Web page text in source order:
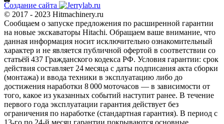
Создание сайта
© 2017 - 2023 Hitmachinery.ru
Сообщаем о запуске предложения по расширенной гарантии
на новые экскаваторы Hitachi. Обращаем ваше внимание, что
данная информация носит исключительно ознакомительный
характер и не является публичной офертой в соответствии со
статьёй 437 Гражданского кодекса РФ. Условия гарантии: срок
действия составляет 24 месяца с даты подписания акта сборки
(монтажа) и ввода техники в эксплуатацию либо до
достижения наработки 8 000 моточасов — в зависимости от
того, какое из указанных событий наступит ранее. В течение
первого года эксплуатации гарантия действует без
ограничения по наработке (стандартная гарантия). В период с
13‑го по 24‑й месяц гарантии покрываются основные